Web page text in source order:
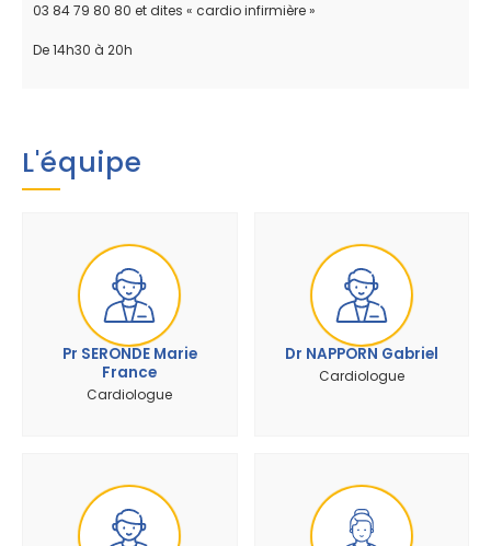
03 84 79 80 80 et dites « cardio infirmière »
De 14h30 à 20h
L'équipe
Pr SERONDE Marie
France
Cardiologue
Dr NAPPORN Gabriel
Cardiologue